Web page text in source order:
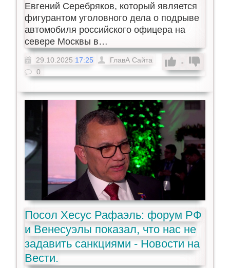
Евгений Серебряков, который является
фигурантом уголовного дела о подрыве
автомобиля российского офицера на
севере Москвы в…
-
29.10.2025 17:25
ГлавА Сайта
0
Посол Хесус Рафаэль: форум РФ
и Венесуэлы показал, что нас не
задавить санкциями - Новости на
Вести.